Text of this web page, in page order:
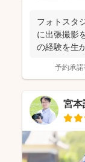
フォトスタ
に出張撮影
の経験を生
予約承諾
宮